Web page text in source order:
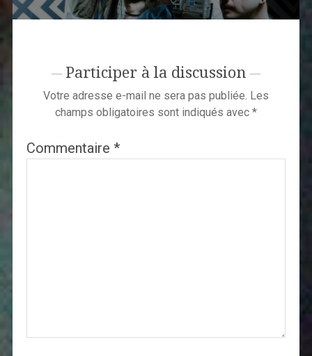
Participer à la discussion
Votre adresse e-mail ne sera pas publiée. Les
champs obligatoires sont indiqués avec *
Commentaire *